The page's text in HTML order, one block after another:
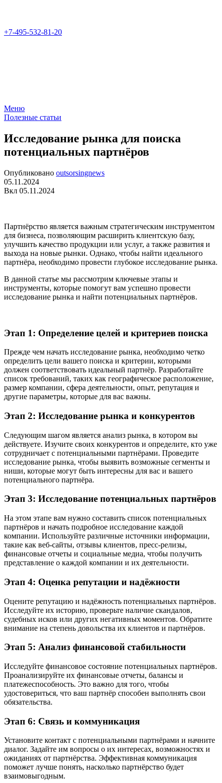
+7-495-532-81-20
Меню
Полезные статьи
Исследование рынка для поиска
потенциальных партнёров
Опубликовано outsorsingnews
05.11.2024
Вкл 05.11.2024
Партнёрство является важным стратегическим инструментом
для бизнеса, позволяющим расширить клиентскую базу,
улучшить качество продукции или услуг, а также развития и
выхода на новые рынки. Однако, чтобы найти идеального
партнёра, необходимо провести глубокое исследование рынка.
В данной статье мы рассмотрим ключевые этапы и
инструменты, которые помогут вам успешно провести
исследование рынка и найти потенциальных партнёров.
Этап 1: Определение целей и критериев поиска
Прежде чем начать исследование рынка, необходимо четко
определить цели вашего поиска и критерии, которыми
должен соответствовать идеальный партнёр. Разработайте
список требований, таких как географическое расположение,
размер компании, сфера деятельности, опыт, репутация и
другие параметры, которые для вас важны.
Этап 2: Исследование рынка и конкурентов
Следующим шагом является анализ рынка, в котором вы
действуете. Изучите своих конкурентов и определите, кто уже
сотрудничает с потенциальными партнёрами. Проведите
исследование рынка, чтобы выявить возможные сегменты и
ниши, которые могут быть интересны для вас и вашего
потенциального партнёра.
Этап 3: Исследование потенциальных партнёров
На этом этапе вам нужно составить список потенциальных
партнёров и начать подробное исследование каждой
компании. Используйте различные источники информации,
такие как веб-сайты, отзывы клиентов, пресс-релизы,
финансовые отчеты и социальные медиа, чтобы получить
представление о каждой компании и их деятельности.
Этап 4: Оценка репутации и надёжности
Оцените репутацию и надёжность потенциальных партнёров.
Исследуйте их историю, проверьте наличие скандалов,
судебных исков или других негативных моментов. Обратите
внимание на степень довольства их клиентов и партнёров.
Этап 5: Анализ финансовой стабильности
Исследуйте финансовое состояние потенциальных партнёров.
Проанализируйте их финансовые отчеты, балансы и
платежеспособность. Это важно для того, чтобы
удостовериться, что ваш партнёр способен выполнять свои
обязательства.
Этап 6: Связь и коммуникация
Установите контакт с потенциальными партнёрами и начните
диалог. Задайте им вопросы о их интересах, возможностях и
ожиданиях от партнёрства. Эффективная коммуникация
поможет лучше понять, насколько партнёрство будет
взаимовыгодным.